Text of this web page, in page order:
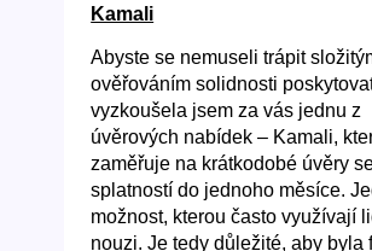
Kamali
Abyste se nemuseli trápit
ověřováním solidnosti
vyzkoušela jsem za vás jednu z
úvěrových nabídek – Kamali,
zaměřuje na krátkodobé úvěry
splatností do jednoho měsíce.
možnost, kterou často využívají
nouzi. Je tedy důležité, aby byla